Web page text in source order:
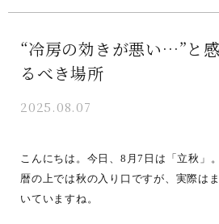
“冷房の効きが悪い…”と
るべき場所
2025.08.07
こんにちは。今日、8月7日は「立秋」。
暦の上では秋の入り口ですが、実際は
いていますね。